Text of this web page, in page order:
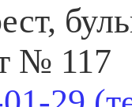
№ 117